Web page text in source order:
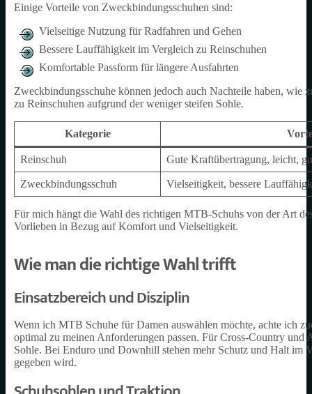
Einige Vorteile von Zweckbindungsschuhen sind:
Vielseitige Nutzung für Radfahren und Gehen
Bessere Lauffähigkeit im Vergleich zu Reinschuhen
Komfortable Passform für längere Ausfahrten
Zweckbindungsschuhe können jedoch auch Nachteile haben, wie
zu Reinschuhen aufgrund der weniger steifen Sohle.
Kategorie
Reinschuh Gute Kraftübertragung, leicht,
Zweckbindungsschuh Vielseitigkeit, bessere
Für mich hängt die Wahl des richtigen MTB-Schuhs von der Art
Vorlieben in Bezug auf Komfort und Vielseitigkeit.
Wie man die richtige Wahl trifft
Einsatzbereich und Disziplin
Wenn ich MTB Schuhe für Damen auswählen möchte, achte ich
optimal zu meinen Anforderungen passen. Für Cross-Country
Sohle. Bei Enduro und Downhill stehen mehr Schutz und Halt im
gegeben wird.